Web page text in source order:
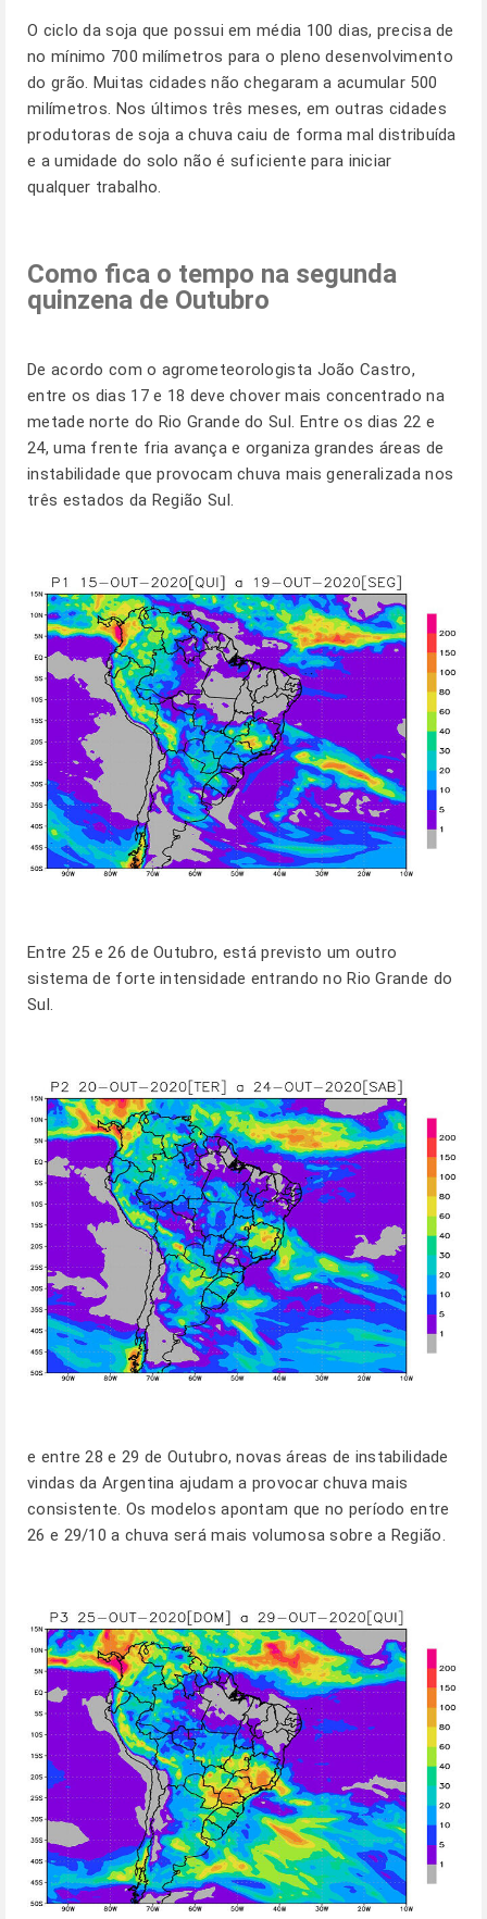
O ciclo da soja que possui em média 100 dias, precisa de
no mínimo 700 milímetros para o pleno desenvolvimento
do grão. Muitas cidades não chegaram a acumular 500
milímetros. Nos últimos três meses, em outras cidades
produtoras de soja a chuva caiu de forma mal distribuída
e a umidade do solo não é suficiente para iniciar
qualquer trabalho.
Como fica o tempo na segunda
quinzena de Outubro
De acordo com o agrometeorologista João Castro,
entre os dias 17 e 18 deve chover mais concentrado na
metade norte do Rio Grande do Sul. Entre os dias 22 e
24, uma frente fria avança e organiza grandes áreas de
instabilidade que provocam chuva mais generalizada nos
três estados da Região Sul.
Entre 25 e 26 de Outubro, está previsto um outro
sistema de forte intensidade entrando no Rio Grande do
Sul.
e entre 28 e 29 de Outubro, novas áreas de instabilidade
vindas da Argentina ajudam a provocar chuva mais
consistente. Os modelos apontam que no período entre
26 e 29/10 a chuva será mais volumosa sobre a Região.